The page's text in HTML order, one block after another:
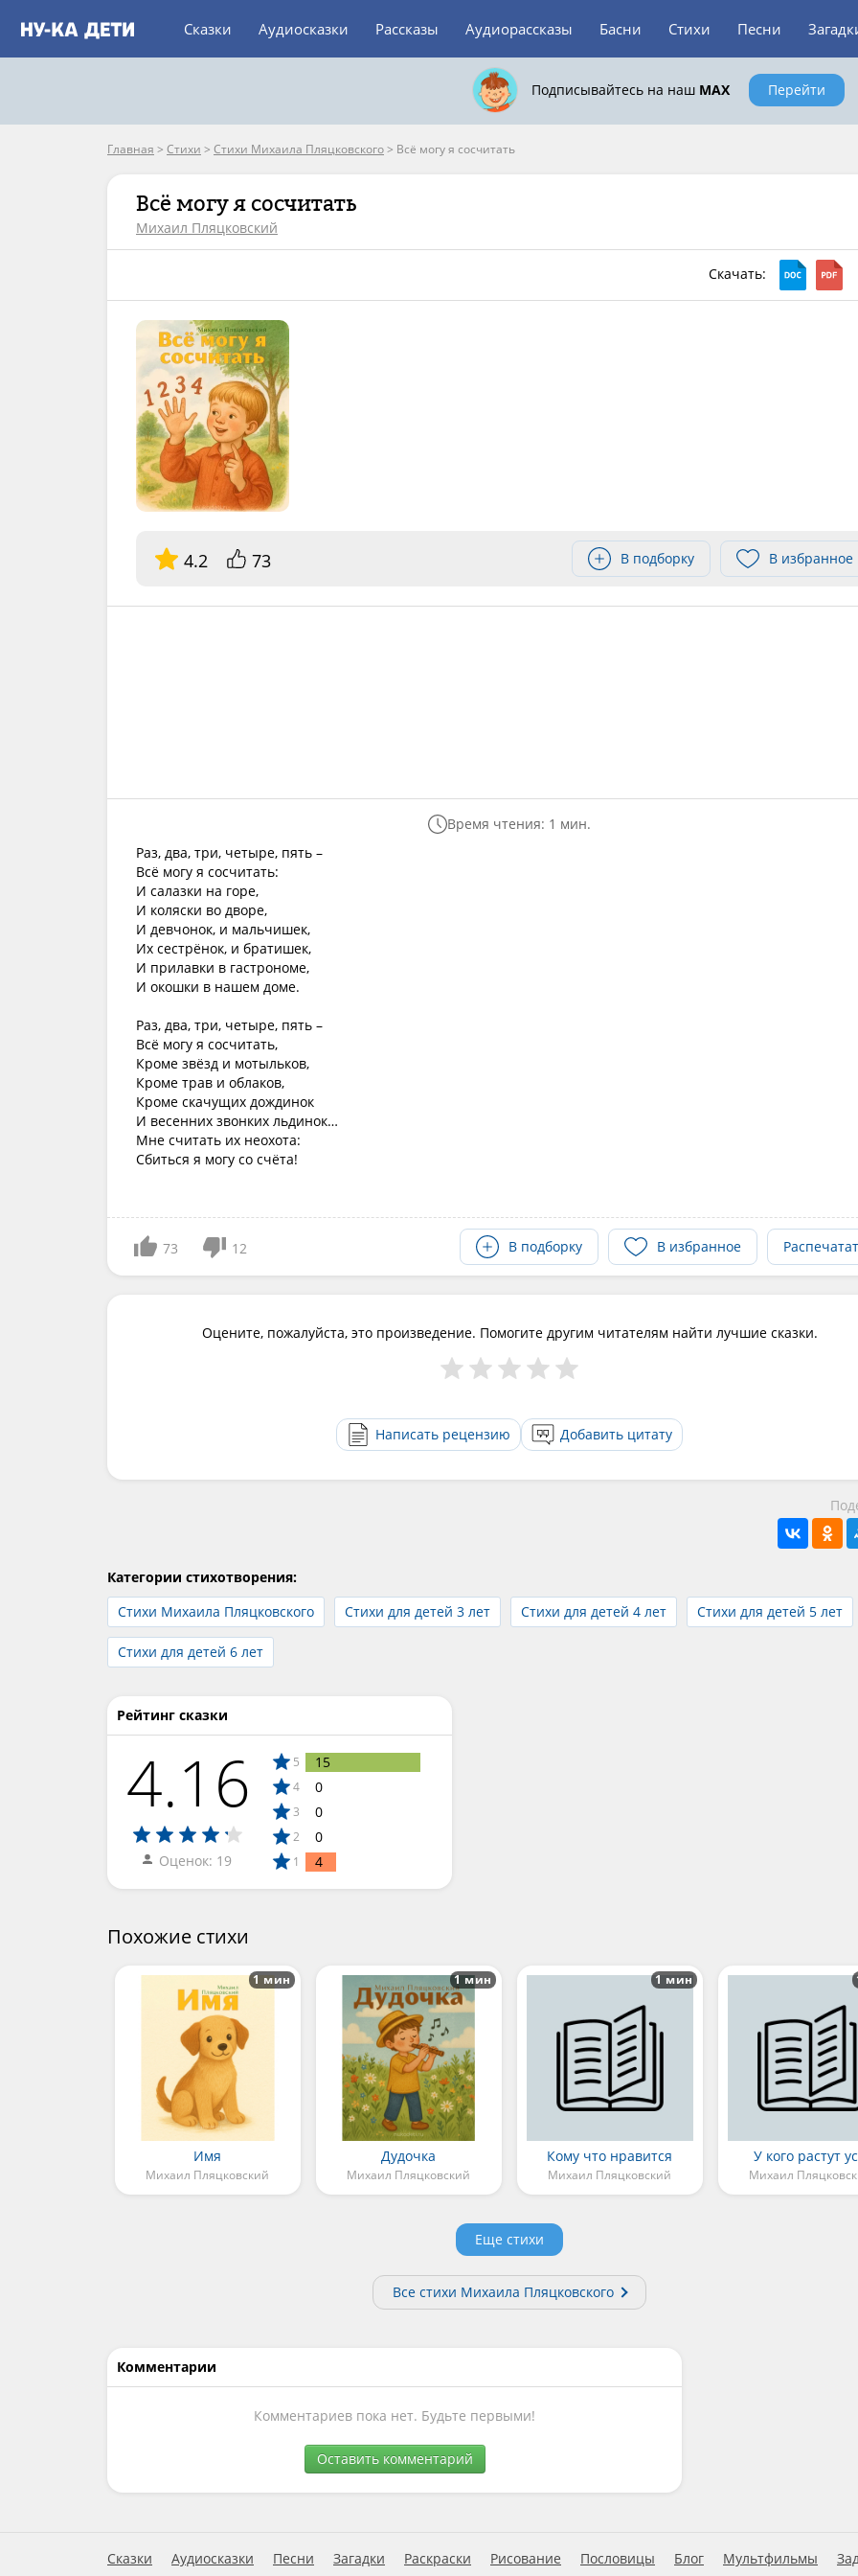
Сказки Аудиосказки Рассказы Аудиорассказы Басни Стихи Песни
Подписывайтесь на наш MAX Перейти
Главная > Стихи > Стихи Михаила Пляцковского> Всё могу я сосчитать
Всё могу я сосчитать
Михаил Пляцковский
Скачать:
4.2 73 В подборку В избранное
Время чтения: 1 мин.
Раз, два, три, четыре, пять –
Всё могу я сосчитать:
И салазки на горе,
И коляски во дворе,
И девчонок, и мальчишек,
Их сестрёнок, и братишек,
И прилавки в гастрономе,
И окошки в нашем доме.
Раз, два, три, четыре, пять –
Всё могу я сосчитать,
Кроме звёзд и мотыльков,
Кроме трав и облаков,
Кроме скачущих дождинок
И весенних звонких льдинок…
Мне считать их неохота:
Сбиться я могу со счёта!
73 12 В подборку В избранное
Оцените, пожалуйста, это произведение. Помогите другим читателям найти лучшие сказки.
Написать рецензию Добавить цитату
Категории стихотворения:
Стихи Михаила Пляцковского
Стихи для детей 3 лет Стихи для детей 4 лет Стихи для детей 5 лет
Стихи для детей 6 лет
Рейтинг сказки
4.16
Оценок: 19
5 15
4 0
3 0
2 0
1 4
Похожие стихи
Имя
Михаил Пляцковский
1 мин
Дудочка
Михаил Пляцковский
1 мин
Кому что нравится
Михаил Пляцковский
1 мин
У кого растут
Михаил
Еще стихи
Все стихи Михаила Пляцковского
Комментарии
Комментариев пока нет. Будьте первыми!
Оставить комментарий
Сказки Аудиосказки Песни Загадки Раскраски Рисование Пословицы Блог Мультфильмы